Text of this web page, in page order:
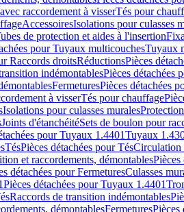
raccordement à visserTés pour
AccessoiresIsolations pour culasses
de protection et aides à l'insertion
pour Tuyaux multicouchesTuyaux
Raccords droitsRéductionsPièces
indémontablesPièces détachées
FermeturesPièces détachées
à visserTés pour chauffage
Isolations pour culasses murales
Joints d'étanchéitéSets de boulon pour
pour Tuyaux 1.4401Tuyaux
TésPièces détachées pour TésCirculation
et raccordements, démontablesPièces
détachées pour FermeturesCulasses
Pièces détachées pour Tuyaux 1.4401
Raccords de transition indémontables
démontablesFermeturesPièces